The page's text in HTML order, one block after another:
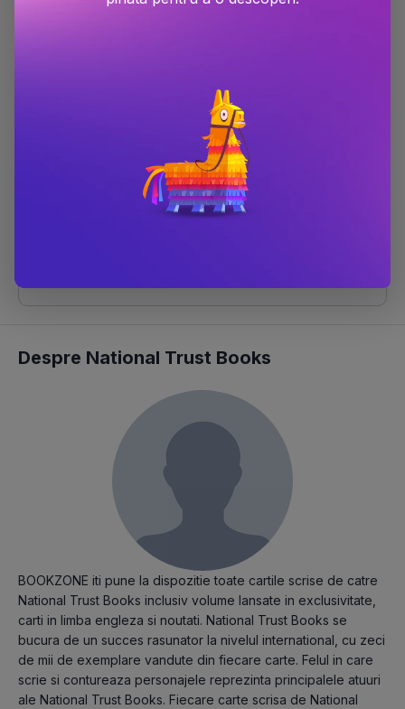
HarperCollins Publishers
Limba engleza
9780008666071
Despre National Trust Books
BOOKZONE iti pune la dispozitie toate cartile scrise de catre
National Trust Books inclusiv volume lansate in exclusivitate,
carti in limba engleza si noutati. National Trust Books se
bucura de un succes rasunator la nivelul international, cu zeci
de mii de exemplare vandute din fiecare carte. Felul in care
scrie si contureaza personajele reprezinta principalele atuuri
ale National Trust Books. Fiecare carte scrisa de National